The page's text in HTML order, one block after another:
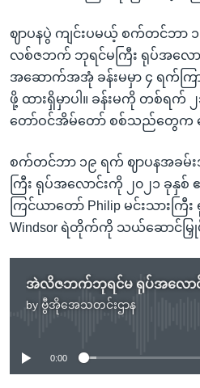
ဈာပနပွဲ ကျင်းပမယ့် စက်တင်ဘာ
လစ်ဇဘက် ဘုရင်မကြီး ရုပ်အလောင်
အဆောက်အအုံ ခန်းမမှာ ၄ ရက်ကြာ
ဖို့ ထားရှိမှာပါ။ ခန်းမကို တစ်ရက် ၂၃
တော်ဝင်အိမ်တော် စစ်သည်တွေက စ
စက်တင်ဘာ ၁၉ ရက် ဈာပနအခမ်းအ
ကြီး ရုပ်အလောင်းကို ၂၀၂၁ ခု
ကြင်ယာတော် Philip မင်းသားကြီ
Windsor ရဲတိုက်ကို သယ်ဆောင်မြှု
by ဗွီအိုအေသတင်းဌာန
No media source
0:00